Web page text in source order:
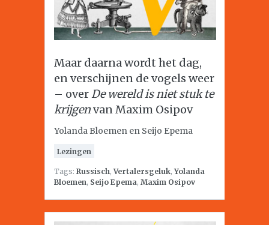
Maar daarna wordt het dag,
en verschijnen de vogels weer
– overDe wereld is niet stuk te
krijgenvan Maxim Osipov
Yolanda Bloemen en Seijo Epema
Lezingen
Tags: Russisch,Vertalersgeluk,Yolanda
Bloemen, Seijo Epema, Maxim Osipov